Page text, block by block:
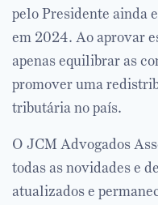
pelo Presidente ainda
em 2024. Ao aprovar
apenas equilibrar as
promover uma
tributária no país.
O JCM Advogados
todas as novidades e
atualizados e